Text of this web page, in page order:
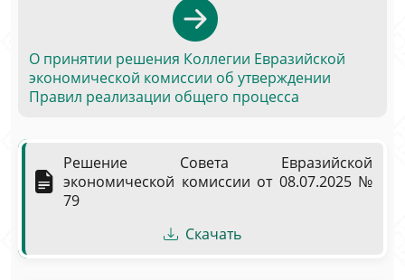
О принятии решения Коллегии Евразийской
экономической комиссии об утверждении
Правил реализации общего процесса
Решение Совета Евразийской
экономической комиссии от 08.07.2025 №
79
Скачать